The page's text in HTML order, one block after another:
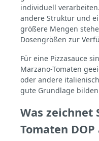
Wunsch etwas
dazugeben –
2550 g-Dose ist
viele Pizzen
größere Mengen
vorbereitet
Ragù oder
dieses Format
und sinnvoll für
Kleinmengen
Pomodoro San
(Netto)2550 g Abtropfgewicht1650 g
HerkunftItalien
individuell
andere Struktur und
größere Mengen
Dosengrößen zur
Für eine Pizzasauce
Marzano-Tomaten
oder andere
gute Grundlage
Was zeichnet
Tomaten DOP